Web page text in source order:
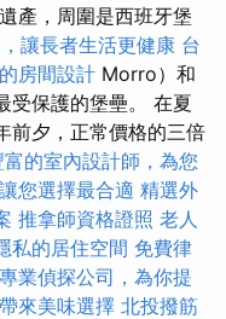
產，周圍是西班牙堡
讓長者生活更健康 台
房間設計 Morro）和
受保護的堡壘。 在夏
前夕，正常價格的三倍
的室內設計師，為您
您選擇最合適 精選外
推拿師資格證照 老人
私的居住空間 免費律
業偵探公司，為你提
來美味選擇 北投撥筋